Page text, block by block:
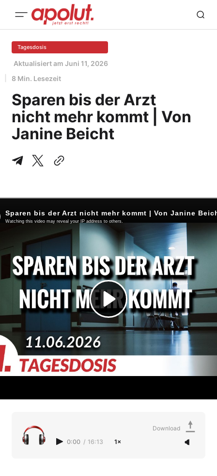
Tagesdosis
Aktualisiert am Juni 11, 2026
8 Min. Lesezeit
Sparen bis der Arzt
nicht mehr kommt | Von
Janine Beicht
0:00 / 16:13 1×
Download